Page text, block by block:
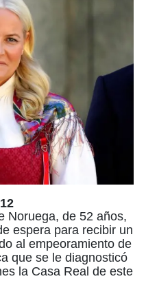
Noruega, de 52 años,
espera para recibir un
al empeoramiento de
que se le diagnosticó
la Casa Real de este